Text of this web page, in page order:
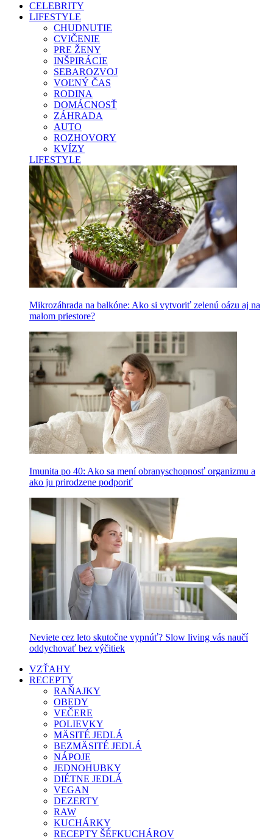
CELEBRITY
LIFESTYLE
CHUDNUTIE
CVIČENIE
PRE ŽENY
INŠPIRÁCIE
SEBAROZVOJ
VOĽNÝ ČAS
RODINA
DOMÁCNOSŤ
ZÁHRADA
AUTO
ROZHOVORY
KVÍZY
LIFESTYLE
Mikrozáhrada na balkóne: Ako si vytvoriť zelenú oázu aj na
malom priestore?
Imunita po 40: Ako sa mení obranyschopnosť organizmu a
ako ju prirodzene podporiť
Neviete cez leto skutočne vypnúť? Slow living vás naučí
oddychovať bez výčitiek
VZŤAHY
RECEPTY
RAŇAJKY
OBEDY
VEČERE
POLIEVKY
MÄSITÉ JEDLÁ
BEZMÄSITÉ JEDLÁ
NÁPOJE
JEDNOHUBKY
DIÉTNE JEDLÁ
VEGAN
DEZERTY
RAW
KUCHÁRKY
RECEPTY ŠÉFKUCHÁROV